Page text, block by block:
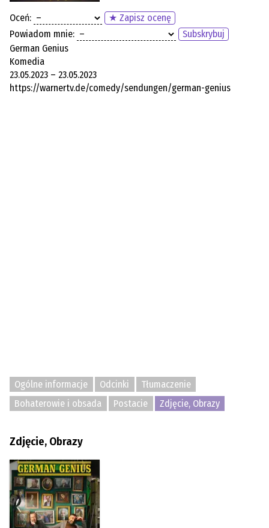
Oceń:
★ Zapisz ocenę
Powiadom mnie:
Subskrybuj
German Genius
Komedia
23.05.2023 – 23.05.2023
https://warnertv.de/comedy/sendungen/german-genius
Ogólne informacje Odcinki
Tłumaczenie
Bohaterowie i obsada
Postacie Zdjęcie, Obrazy
Zdjęcie, Obrazy